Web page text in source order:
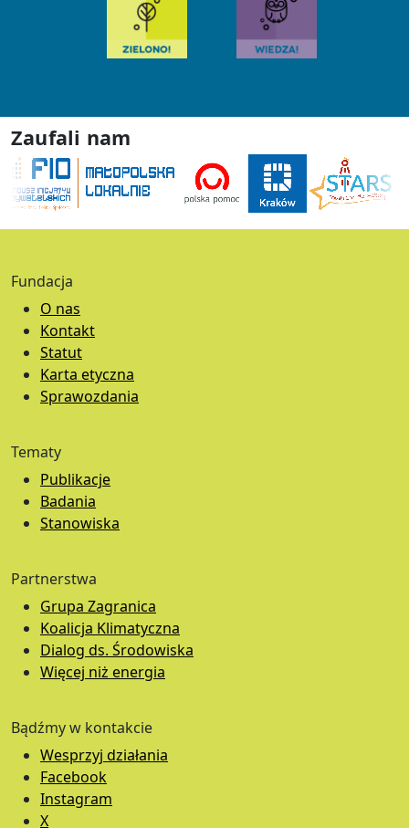
Zaufali nam
Fundacja
O nas
Kontakt
Statut
Karta etyczna
Sprawozdania
Tematy
Publikacje
Badania
Stanowiska
Partnerstwa
Grupa Zagranica
Koalicja Klimatyczna
Dialog ds. Środowiska
Więcej niż energia
Bądźmy w kontakcie
Wesprzyj działania
Facebook
Instagram
X